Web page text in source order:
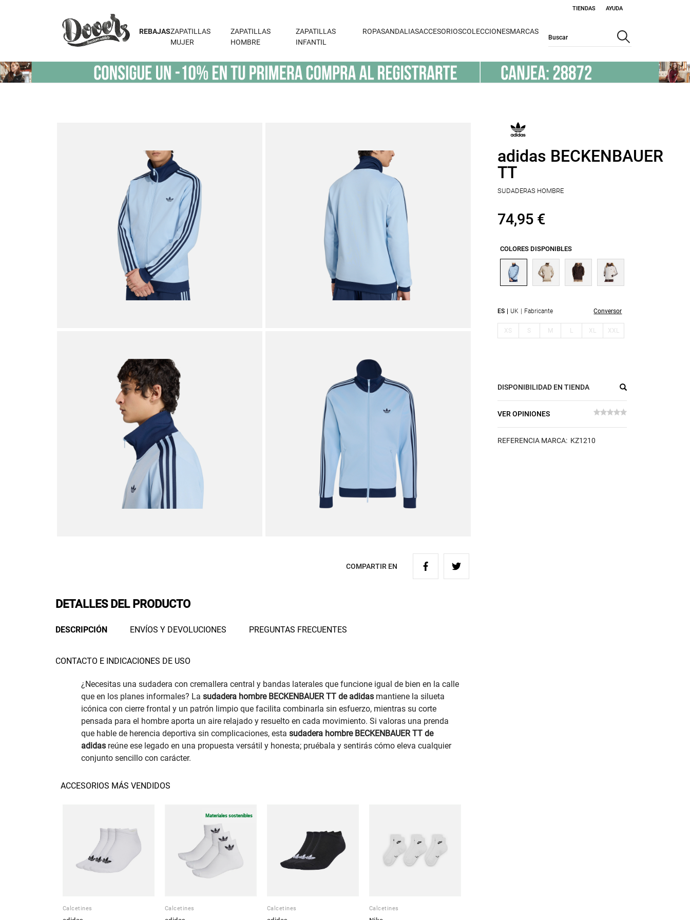
TIENDAS AYUDA
REBAJASZAPATILLAS
MUJER
ZAPATILLAS
HOMBRE
ZAPATILLAS
INFANTIL
ROPASANDALIASACCESORIOSCOLECCIONESMARCAS
adidas BECKENBAUER
TT
SUDADERAS HOMBRE
74,95 €
COLORES DISPONIBLES
ES UK Fabricante Conversor
XS S M L XL XXL
DISPONIBILIDAD EN TIENDA
VER OPINIONES
REFERENCIA MARCA: KZ1210
COMPARTIR EN
DETALLES DEL PRODUCTO
DESCRIPCIÓN ENVÍOS Y DEVOLUCIONES PREGUNTAS FRECUENTES
CONTACTO E INDICACIONES DE USO
¿Necesitas una sudadera con cremallera central y bandas laterales que funcione igual de bien en la calle
que en los planes informales? La sudadera hombre BECKENBAUER TT de adidasmantiene la silueta
icónica con cierre frontal y un patrón limpio que facilita combinarla sin esfuerzo, mientras su corte
pensada para el hombre aporta un aire relajado y resuelto en cada movimiento. Si valoras una prenda
que hable de herencia deportiva sin complicaciones, esta sudadera hombre BECKENBAUER TT de
adidasreúne ese legado en una propuesta versátil y honesta; pruébala y sentirás cómo eleva cualquier
conjunto sencillo con carácter.
ACCESORIOS MÁS VENDIDOS
Calcetines
Materiales sostenibles
Calcetines Calcetines Calcetines